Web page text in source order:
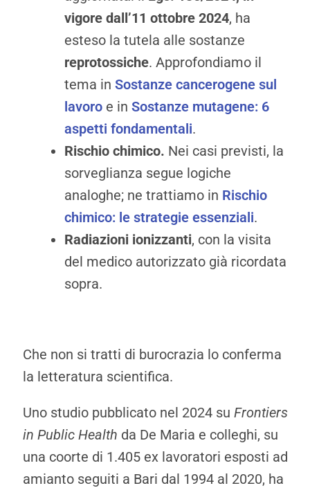
vigore dall’11 ottobre 2024, ha
esteso la tutela alle sostanze
reprotossiche. Approfondiamo il
tema in Sostanze cancerogene sul
lavoro e in Sostanze mutagene: 6
aspetti fondamentali.
Rischio chimico. Nei casi previsti, la
sorveglianza segue logiche
analoghe; ne trattiamo in Rischio
chimico: le strategie essenziali.
Radiazioni ionizzanti, con la visita
del medico autorizzato già ricordata
sopra.
Che non si tratti di burocrazia lo conferma
la letteratura scientifica.
Uno studio pubblicato nel 2024 su Frontiers
in Public Health da De Maria e colleghi, su
una coorte di 1.405 ex lavoratori esposti ad
amianto seguiti a Bari dal 1994 al 2020, ha